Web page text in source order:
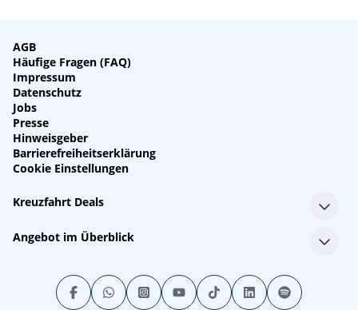
AGB
Häufige Fragen (FAQ)
Impressum
Datenschutz
Jobs
Presse
Hinweisgeber
Barrierefreiheitserklärung
Cookie Einstellungen
Kreuzfahrt Deals
Single-Kreuzfahrten
Kreuzfahrt mit Kindern
Minikreuzfahrten
Stornokabinen
Luxuskreuzfahrten
Angebot im Überblick
Alle Schiffe
Alle Reiseziele